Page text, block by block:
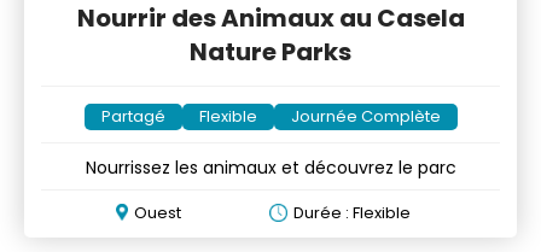
Nourrir des Animaux au Casela
Nature Parks
Partagé Flexible Journée Complète
Nourrissez les animaux et découvrez le parc
Ouest Durée : Flexible